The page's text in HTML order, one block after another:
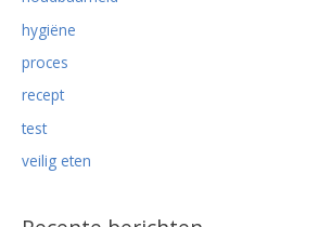
hygiëne
proces
recept
test
veilig eten